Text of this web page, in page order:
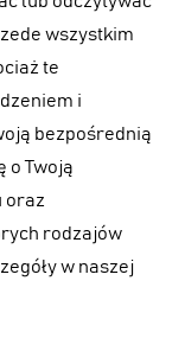
wszystkim
te
i
bezpośrednią
o Twoją
oraz
rodzajów
w naszej